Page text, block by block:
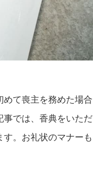
て喪主を務めた場合
事では、香典をいただ
。お礼状のマナーも